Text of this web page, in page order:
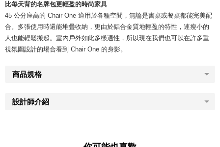
比每天背的名牌包更輕盈的時尚家具
45 公分座高的 Chair One 適用於各種空間，無論是書桌或餐桌都能完美配
合。多張使用時還能堆疊收納，更由於鋁合金質地輕盈的特性，連瘦小的
人也能輕鬆搬起。室內戶外如此多樣適性，所以現在我們也可以在許多重
視氛圍設計的場合看到 Chair One 的身影。
商品規格
設計師介紹